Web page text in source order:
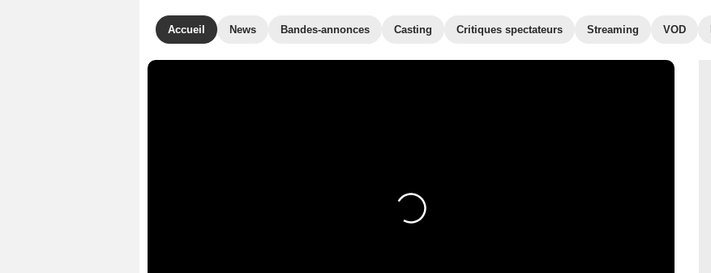
Accueil News Bandes-annonces Casting Critiques spectateurs Streaming VOD